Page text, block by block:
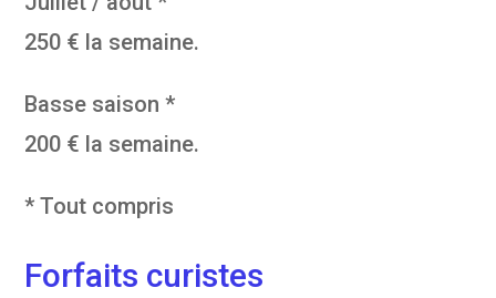
250 € la semaine.
Basse saison *
200 € la semaine.
* Tout compris
Forfaits curistes